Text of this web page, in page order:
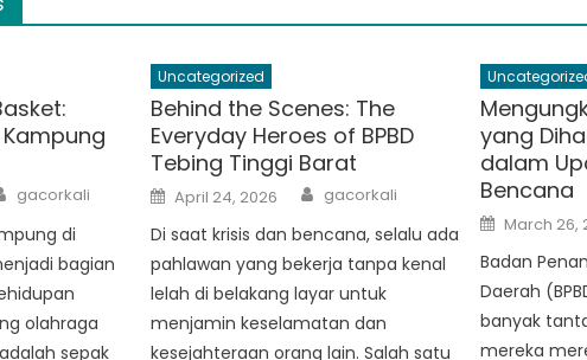
Author
gacorkali
di
bagian
olahraga
sepak
Uncategorized
Behind the Scenes: The
Everyday Heroes of BPBD
Tebing Tinggi Barat
Posted
on
April 24, 2026 Author
gacorkali
Di saat krisis dan bencana, selalu ada
pahlawan yang bekerja tanpa kenal
lelah di belakang layar untuk
menjamin keselamatan dan
kesejahteraan orang lain. Salah satu
yang
dalam
Bencana
Posted
on
March 26,
Badan
Daerah
banyak
mereka